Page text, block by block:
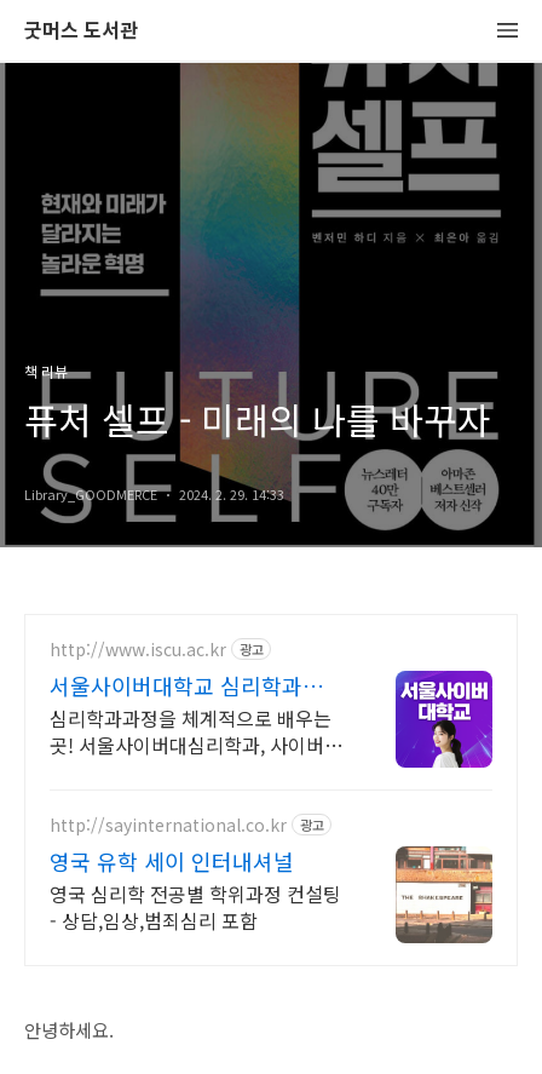
굿머스 도서관
책 리뷰
퓨처 셀프 - 미래의 나를 바꾸자
Library_GOODMERCE 2024. 2. 29. 14:33
http://www.iscu.ac.kr 광고
서울사이버대학교 심리학과
2026 가을학기 신편입생
심리학과과정을 체계적으로 배우는
곳! 서울사이버대심리학과, 사이버대
http://sayinternational.co.kr 광고
영국 유학 세이 인터내셔널
영국 심리학 전공별 학위과정 컨설팅
- 상담,임상,범죄심리 포함
안녕하세요.